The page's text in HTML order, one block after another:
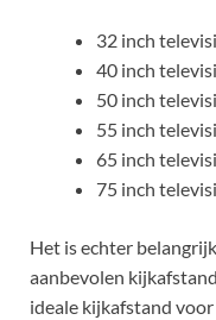
32 inch
40 inch
50 inch
55 inch
65 inch
75 inch
Het is echter
aanbevolen
ideale kijkafstand